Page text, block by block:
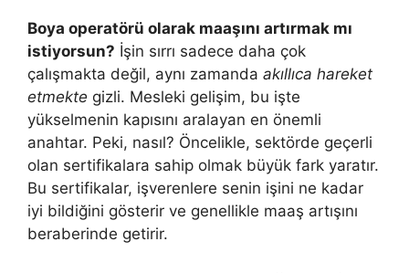
Boya operatörü olarak maaşını artırmak mı
istiyorsun? İşin sırrı sadece daha çok
çalışmakta değil, aynı zamanda akıllıca hareket
etmekte gizli. Mesleki gelişim, bu işte
yükselmenin kapısını aralayan en önemli
anahtar. Peki, nasıl? Öncelikle, sektörde geçerli
olan sertifikalara sahip olmak büyük fark yaratır.
Bu sertifikalar, işverenlere senin işini ne kadar
iyi bildiğini gösterir ve genellikle maaş artışını
beraberinde getirir.